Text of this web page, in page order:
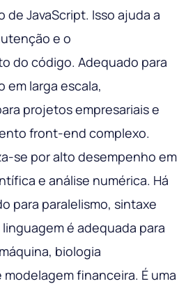
JavaScript. Isso ajuda a
e o
do código. Adequado para
em larga escala,
projetos empresariais e
front-end complexo.
se por alto desempenho em
e análise numérica. Há
para paralelismo, sintaxe
é adequada para
biologia
financeira. É uma